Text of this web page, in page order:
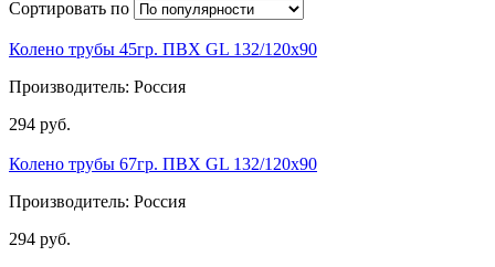
Сортировать по
Колено трубы 45гр. ПВХ GL 132/120х90
Производитель: Россия
294 руб.
Колено трубы 67гр. ПВХ GL 132/120х90
Производитель: Россия
294 руб.